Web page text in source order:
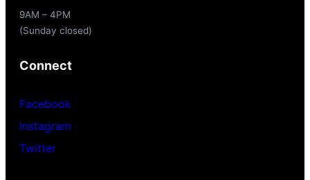
9AM – 4PM
(Sunday closed)
Connect
Facebook
Instagram
Twitter